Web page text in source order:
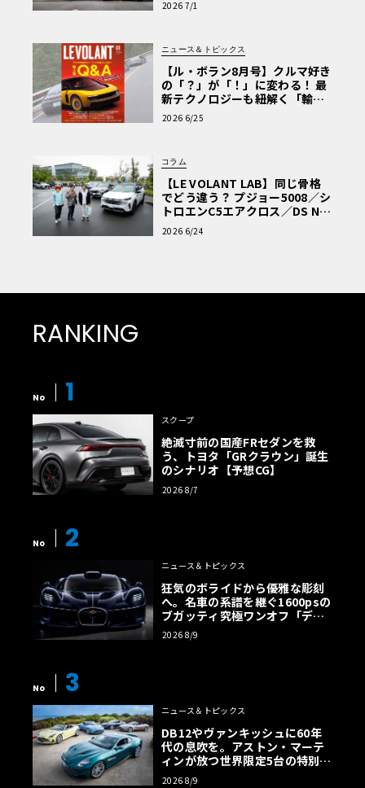
2026 7/1
ニュース＆トピックス
【ル・ボラン8月号】クルマ好き
の「？」が「！」に変わる！ 最
新テクノロジーも紐解く「輸入
車Q&A」
2026 6/25
コラム
【LE VOLANT LAB】同じ骨格
でどう違う？ プジョー5008／シ
トロエンC5エアクロス／DS Nº4
読者一気乗りレポート
2026 6/24
RANKING
No 1
スクープ
絶滅寸前の国産FRセダンを救
う、トヨタ「GRクラウン」誕生
のシナリオ【予想CG】
2026 8/7
No 2
ニュース＆トピックス
狂気のボライドから優雅な彫刻
へ。名車の系譜を継ぐ1600psの
ブガッティ究極ワンオフ「デス
トリエ」
2026 8/9
No 3
ニュース＆トピックス
DB12やヴァンキッシュに60年
代の息吹を。アストン・マーテ
ィンが放つ世界限定5台の特別コ
レクション
2026 8/9